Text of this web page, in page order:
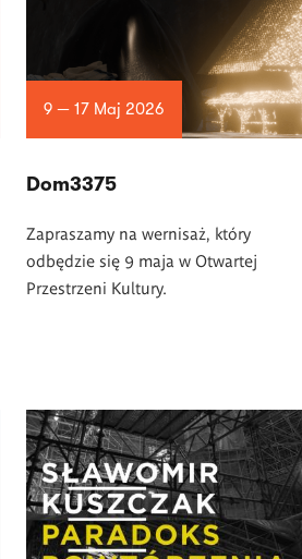
9 — 17 Maj 2026
Dom3375
Zapraszamy na wernisaż, który
odbędzie się 9 maja w Otwartej
Przestrzeni Kultury.